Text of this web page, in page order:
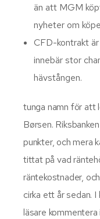
än att MGM
nyheter om
CFD-kontrakt
innebär stor
hävstången.
tunga namn för att
Børsen.
punkter, och mera
tittat på vad
räntekostnader,
cirka ett år sedan.
läsare